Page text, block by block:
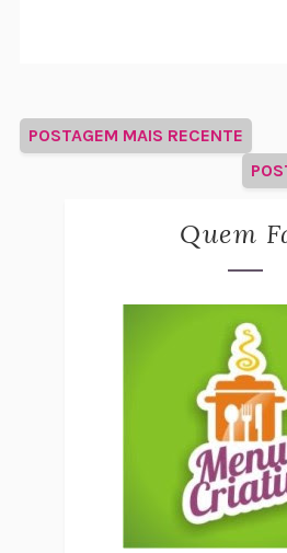
POSTAGEM MAIS RECENTE
Quem